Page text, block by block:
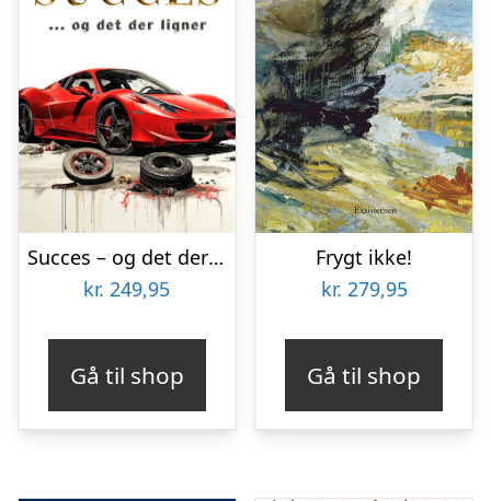
Succes – og det der ligner
kr. 249,95
Gå til shop
Frygt ikke!
kr. 279,95
Gå til shop